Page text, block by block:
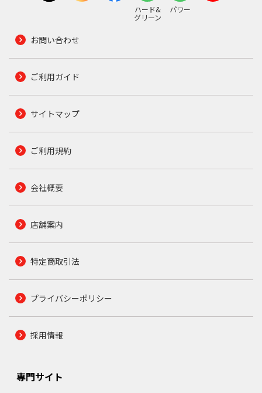
ハード&
グリーン
パワー
お問い合わせ
ご利用ガイド
サイトマップ
ご利用規約
会社概要
店舗案内
特定商取引法
プライバシーポリシー
採用情報
専門サイト